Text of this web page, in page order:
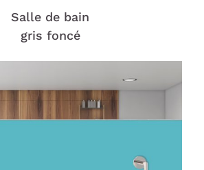
Salle de bain
gris foncé